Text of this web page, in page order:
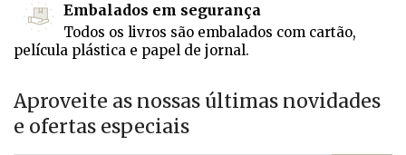
Embalados em segurança
Todos os livros são embalados com cartão,
película plástica e papel de jornal.
Aproveite as nossas últimas novidades
e ofertas especiais